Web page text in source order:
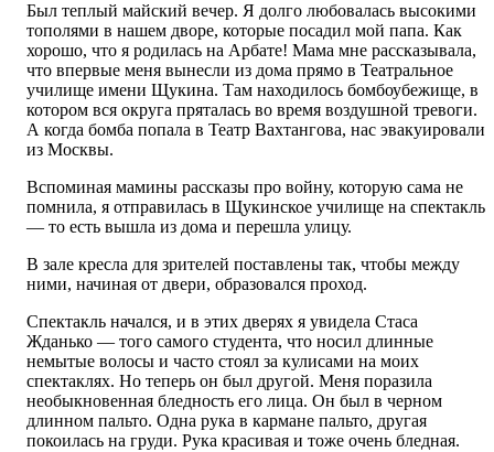
Был теплый майский вечер. Я долго любовалась высокими
тополями в нашем дворе, которые посадил мой папа. Как
хорошо, что я родилась на Арбате! Мама мне рассказывала,
что впервые меня вынесли из дома прямо в Театральное
училище имени Щукина. Там находилось бомбоубежище, в
котором вся округа пряталась во время воздушной тревоги.
А когда бомба попала в Театр Вахтангова, нас эвакуировали
из Москвы.
Вспоминая мамины рассказы про войну, которую сама не
помнила, я отправилась в Щукинское училище на спектакль
— то есть вышла из дома и перешла улицу.
В зале кресла для зрителей поставлены так, чтобы между
ними, начиная от двери, образовался проход.
Спектакль начался, и в этих дверях я увидела Стаса
Жданько — того самого студента, что носил длинные
немытые волосы и часто стоял за кулисами на моих
спектаклях. Но теперь он был другой. Меня поразила
необыкновенная бледность его лица. Он был в черном
длинном пальто. Одна рука в кармане пальто, другая
покоилась на груди. Рука красивая и тоже очень бледная.